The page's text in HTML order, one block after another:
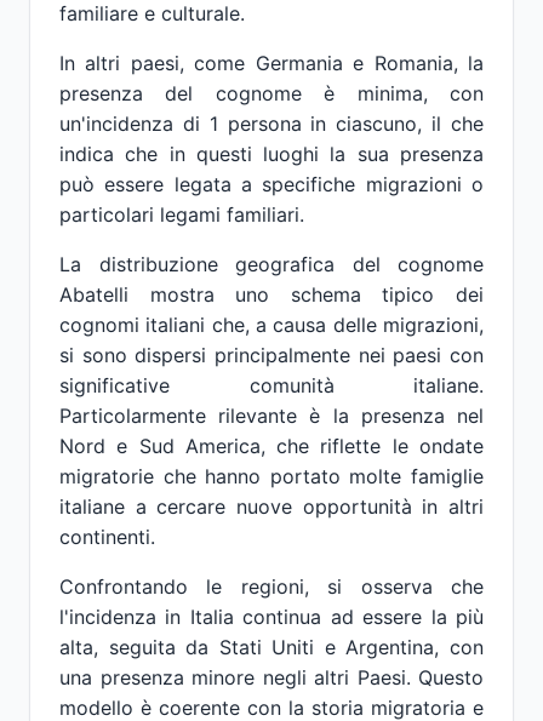
familiare e culturale.
In altri paesi, come Germania e Romania, la
presenza del cognome è minima, con
un'incidenza di 1 persona in ciascuno, il che
indica che in questi luoghi la sua presenza
può essere legata a specifiche migrazioni o
particolari legami familiari.
La distribuzione geografica del cognome
Abatelli mostra uno schema tipico dei
cognomi italiani che, a causa delle migrazioni,
si sono dispersi principalmente nei paesi con
significative comunità italiane.
Particolarmente rilevante è la presenza nel
Nord e Sud America, che riflette le ondate
migratorie che hanno portato molte famiglie
italiane a cercare nuove opportunità in altri
continenti.
Confrontando le regioni, si osserva che
l'incidenza in Italia continua ad essere la più
alta, seguita da Stati Uniti e Argentina, con
una presenza minore negli altri Paesi. Questo
modello è coerente con la storia migratoria e